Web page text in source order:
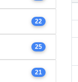
22
25
21